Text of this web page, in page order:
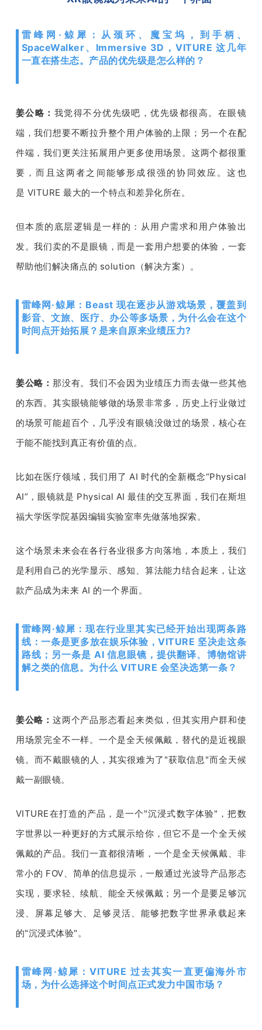
雷峰网·鲸犀：从颈环、魔宝坞，到手柄、
SpaceWalker、Immersive 3D，VITURE 这几年
一直在搭生态。产品的优先级是怎么样的？
姜公略： 我觉得不分优先级吧，优先级都很高。在眼镜
端，我们想要不断拉升整个用户体验的上限；另一个在配
件端，我们更关注拓展用户更多使用场景。这两个都很重
要，而且这两者之间能够形成很强的协同效应。这也
是 VITURE 最大的一个特点和差异化所在。
但本质的底层逻辑是一样的：从用户需求和用户体验出
发。我们卖的不是眼镜，而是一套用户想要的体验，一套
帮助他们解决痛点的 solution （解决方案）。
雷峰网·鲸犀：Beast 现在逐步从游戏场景，覆盖到
影音、文旅、医疗、办公等多场景，为什么会在这个
时间点开始拓展？是来自原来业绩压力?
姜公略： 那没有。我们不会因为业绩压力而去做一些其他
的东西。其实眼镜能够做的场景非常多，历史上行业做过
的场景可能超百个，几乎没有眼镜没做过的场景，核心在
于能不能找到真正有价值的点。
比如在医疗领域，我们用了 AI 时代的全新概念“Physical
AI” ，眼镜就是 Physical AI 最佳的交互界面，我们在斯坦
福大学医学院基因编辑实验室率先做落地探索。
这个场景未来会在各行各业很多方向落地，本质上，我们
是利用自己的光学显示、感知、算法能力结合起来，让这
款产品成为未来 AI 的一个界面。
雷峰网·鲸犀：现在行业里其实已经开始出现两条路
线：一条是更多放在娱乐体验，VITURE 坚决走这条
路线；另一条是 AI 信息眼镜，提供翻译、博物馆讲
解之类的信息。为什么 VITURE 会坚决选第一条？
姜公略： 这两个产品形态看起来类似，但其实用户群和使
用场景完全不一样。一个是全天候佩戴，替代的是近视眼
镜。而不戴眼镜的人，其实很难为了 "获取信息"而全天候
戴一副眼镜。
VITURE在打造的产品，是一个"沉浸式数字体验" ，把数
字世界以一种更好的方式展示给你，但它不是一个全天候
佩戴的产品。我们一直都很清晰，一个是全天候佩戴、非
常小的 FOV、简单的信息提示，一般通过光波导产品形态
实现，要求轻、续航、能全天候佩戴；另一个是要足够沉
浸、屏幕足够大、足够灵活、能够把数字世界承载起来
的"沉浸式体验"。
雷峰网·鲸犀：VITURE 过去其实一直更偏海外市
场，为什么选择这个时间点正式发力中国市场？